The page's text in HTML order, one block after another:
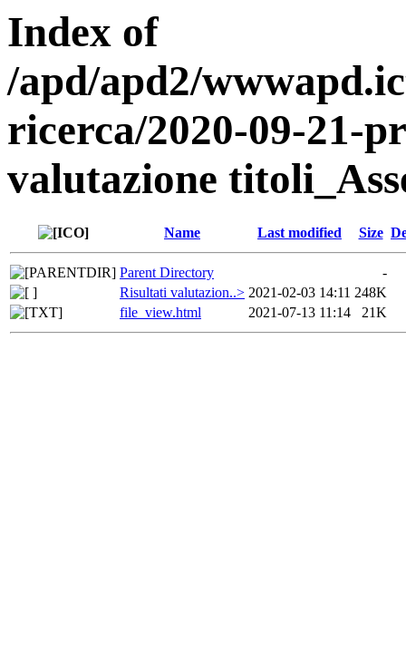
Index of
/apd/apd2/
ricerca/2020-09-21-
valutazione
Name Last modified Size
Parent Directory
-
Risultati valutazion..> 2021-02-03 14:11 248K
file_view.html
2021-07-13 11:14 21K